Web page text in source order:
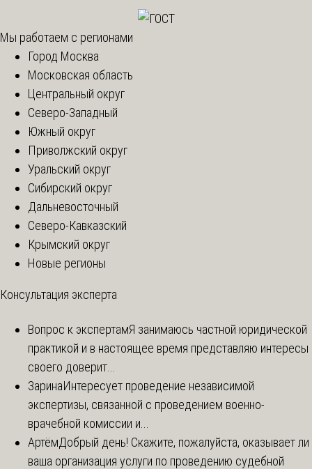
Мы работаем с регионами
Город Москва
Московская область
Центральный округ
Северо-Западный
Южный округ
Приволжский округ
Уральский округ
Сибирский округ
Дальневосточный
Северо-Кавказский
Крымский округ
Новые регионы
Консультация эксперта
Вопрос к экспертамЯ занимаюсь частной юридической
практикой и в настоящее время представляю интересы
своего доверит...
ЗаринаИнтересует проведение независимой
экспертизы, связанной с проведением военно-
врачебной комиссии и...
АртёмДобрый день! Скажите, пожалуйста, оказывает ли
ваша организация услуги по проведению судебной